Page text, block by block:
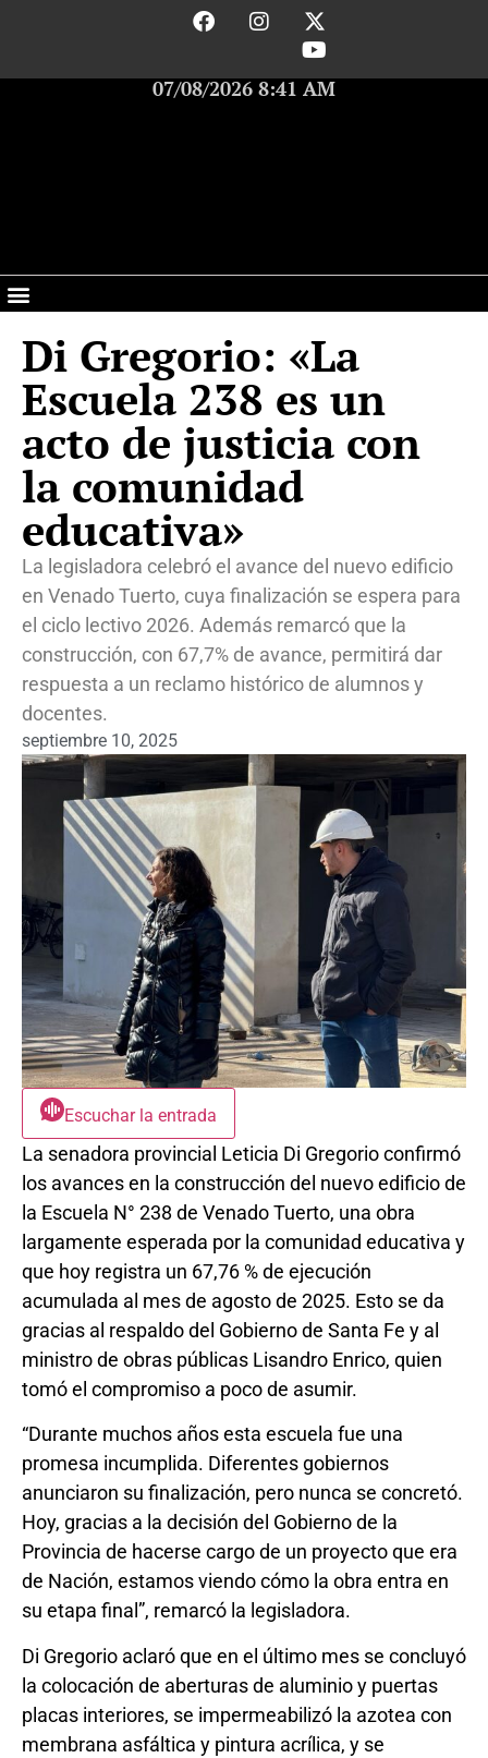
07/08/2026 8:41 AM
Di Gregorio: «La
Escuela 238 es un
acto de justicia con
la comunidad
educativa»
La legisladora celebró el avance del nuevo edificio
en Venado Tuerto, cuya finalización se espera para
el ciclo lectivo 2026. Además remarcó que la
construcción, con 67,7% de avance, permitirá dar
respuesta a un reclamo histórico de alumnos y
docentes.
septiembre 10, 2025
Escuchar la entrada
La senadora provincial Leticia Di Gregorio confirmó
los avances en la construcción del nuevo edificio de
la Escuela N° 238 de Venado Tuerto, una obra
largamente esperada por la comunidad educativa y
que hoy registra un 67,76 % de ejecución
acumulada al mes de agosto de 2025. Esto se da
gracias al respaldo del Gobierno de Santa Fe y al
ministro de obras públicas Lisandro Enrico, quien
tomó el compromiso a poco de asumir.
“Durante muchos años esta escuela fue una
promesa incumplida. Diferentes gobiernos
anunciaron su finalización, pero nunca se concretó.
Hoy, gracias a la decisión del Gobierno de la
Provincia de hacerse cargo de un proyecto que era
de Nación, estamos viendo cómo la obra entra en
su etapa final”, remarcó la legisladora.
Di Gregorio aclaró que en el último mes se concluyó
la colocación de aberturas de aluminio y puertas
placas interiores, se impermeabilizó la azotea con
membrana asfáltica y pintura acrílica, y se